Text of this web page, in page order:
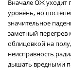
Вначале ОЖ уходит
уровень, но
значительное
заметный перегрев
облицовкой на
неисправность
дышать вредными